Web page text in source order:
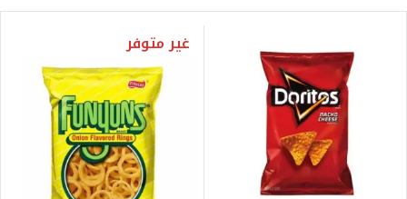
غير متوفر